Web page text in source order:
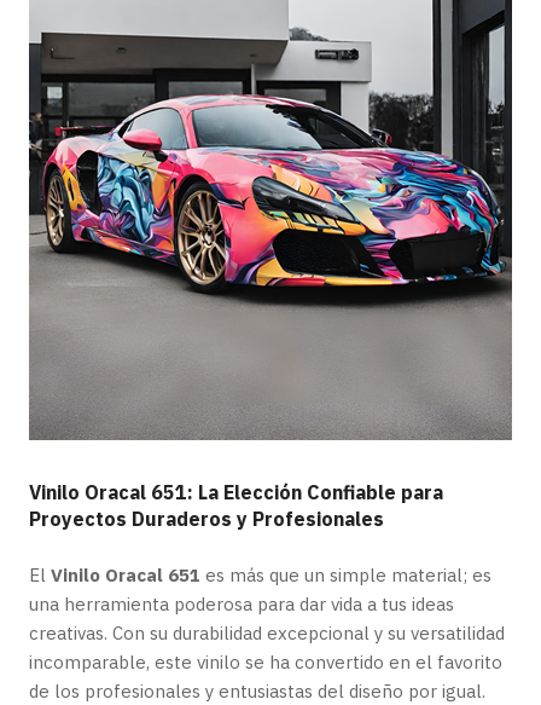
Vinilo Oracal 651: La Elección Confiable para
Proyectos Duraderos y Profesionales
El Vinilo Oracal 651 es más que un simple material; es
una herramienta poderosa para dar vida a tus ideas
creativas. Con su durabilidad excepcional y su versatilidad
incomparable, este vinilo se ha convertido en el favorito
de los profesionales y entusiastas del diseño por igual.